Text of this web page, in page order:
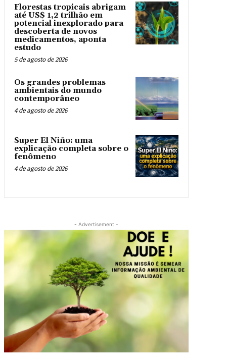
Florestas tropicais abrigam
até US$ 1,2 trilhão em
potencial inexplorado para
descoberta de novos
medicamentos, aponta
estudo
5 de agosto de 2026
Os grandes problemas
ambientais do mundo
contemporâneo
4 de agosto de 2026
Super El Niño: uma
explicação completa sobre o
fenômeno
4 de agosto de 2026
- Advertisement -